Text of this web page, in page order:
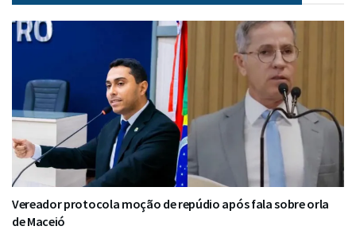
Vereador protocola moção de repúdio após fala sobre orla
de Maceió